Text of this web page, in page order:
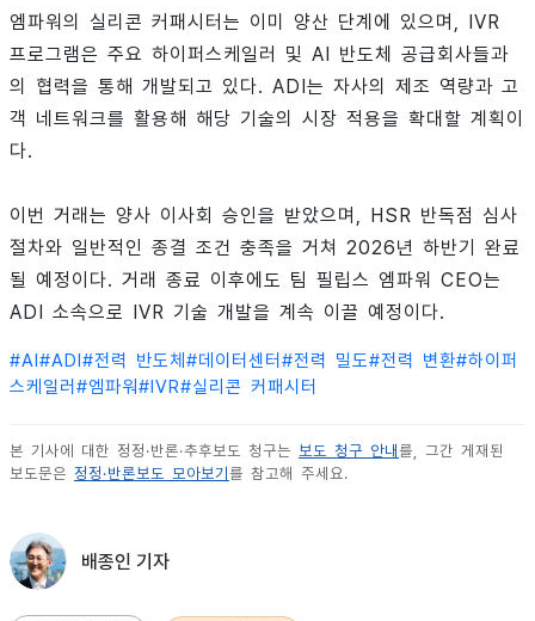
엠파워의 실리콘 커패시터는 이미 양산 단계에 있으며, IVR
프로그램은 주요 하이퍼스케일러 및 AI 반도체 공급회사들과
의 협력을 통해 개발되고 있다. ADI는 자사의 제조 역량과 고
객 네트워크를 활용해 해당 기술의 시장 적용을 확대할 계획이
다.
이번 거래는 양사 이사회 승인을 받았으며, HSR 반독점 심사
절차와 일반적인 종결 조건 충족을 거쳐 2026년 하반기 완료
될 예정이다. 거래 종료 이후에도 팀 필립스 엠파워 CEO는
ADI 소속으로 IVR 기술 개발을 계속 이끌 예정이다.
#AI#ADI#전력 반도체 #데이터센터 #전력 밀도#전력 변환#하이퍼
스케일러 #엠파워#IVR#실리콘 커패시터
본 기사에 대한 정정·반론·추후보도 청구는 보도 청구 안내 를, 그간 게재된
보도문은 정정·반론보도 모아보기 를 참고해 주세요.
배종인 기자